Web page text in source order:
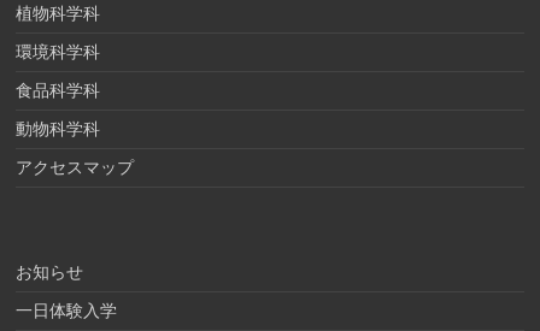
植物科学科
環境科学科
食品科学科
動物科学科
アクセスマップ
お知らせ
一日体験入学